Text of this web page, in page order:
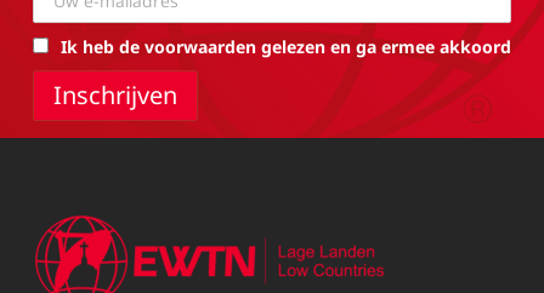
Ik heb de voorwaarden gelezen en ga ermee akkoord